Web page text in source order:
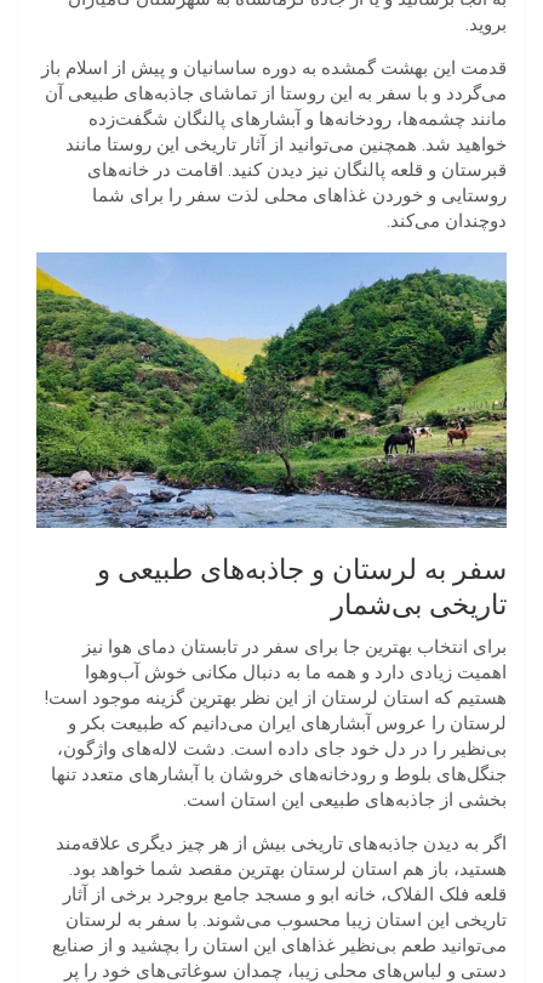
بروید.
قدمت این بهشت گمشده به دوره ساسانیان و پیش از اسلام باز
می‌گردد و با سفر به این روستا از تماشای جاذبه‌های طبیعی آن
مانند چشمه‌ها، رودخانه‌ها و آبشارهای پالنگان شگفت‌زده
خواهید شد. همچنین می‌توانید از آثار تاریخی این روستا مانند
قبرستان و قلعه پالنگان نیز دیدن کنید. اقامت در خانه‌های
روستایی و خوردن غذاهای محلی لذت سفر را برای شما
دوچندان می‌کند.
سفر به لرستان و جاذبه‌های طبیعی و
تاریخی بی‌شمار
برای انتخاب بهترین جا برای سفر در تابستان دمای هوا نیز
اهمیت زیادی دارد و همه ما به دنبال مکانی خوش آب‌وهوا
هستیم که استان لرستان از این نظر بهترین گزینه موجود است!
لرستان را عروس آبشارهای ایران می‌دانیم که طبیعت بکر و
بی‌نظیر را در دل خود جای داده است. دشت لاله‌های واژگون،
جنگل‌های بلوط و رودخانه‌های خروشان با آبشارهای متعدد تنها
بخشی از جاذبه‌های طبیعی این استان است.
اگر به دیدن جاذبه‌های تاریخی بیش از هر چیز دیگری علاقه‌مند
هستید، باز هم استان لرستان بهترین مقصد شما خواهد بود.
قلعه فلک الفلاک، خانه ابو و مسجد جامع بروجرد برخی از آثار
تاریخی این استان زیبا محسوب می‌شوند. با سفر به لرستان
می‌توانید طعم بی‌نظیر غذاهای این استان را بچشید و از صنایع
دستی و لباس‌های محلی زیبا، چمدان سوغاتی‌های خود را پر